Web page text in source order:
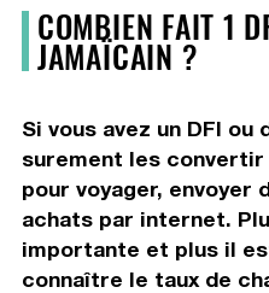
COMBIEN FAIT 1
JAMAÏCAIN ?
Si vous avez un DFI ou
surement les
pour voyager, envoyer
achats par internet.
importante et plus il
connaître le taux de